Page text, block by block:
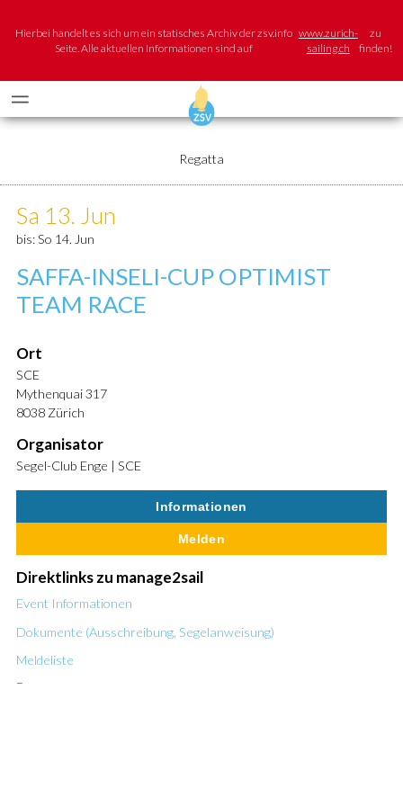
Hierbei handelt es sich um ein statisches Archiv der zsv.info
Seite. Alle aktuellen Informationen sind auf
www.zurich-
sailing.ch
zu
finden!
Regatta
Sa 13. Jun
bis: So 14. Jun
SAFFA-INSELI-CUP OPTIMIST
TEAM RACE
Ort
SCE
Mythenquai 317
8038 Zürich
Organisator
Segel-Club Enge | SCE
Informationen
Melden
Direktlinks zu manage2sail
Event Informationen
Dokumente (Ausschreibung, Segelanweisung)
Meldeliste
–